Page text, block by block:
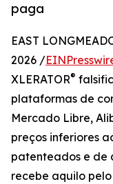
paga
EAST
2026 /
XLERATOR®
plataformas de
Mercado Libre,
preços inferiores
patenteados e de
recebe aquilo